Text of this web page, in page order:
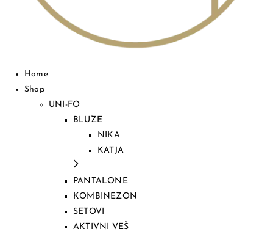
Home
Shop
UNI-FO
BLUZE
NIKA
KATJA
PANTALONE
KOMBINEZON
SETOVI
AKTIVNI VEŠ